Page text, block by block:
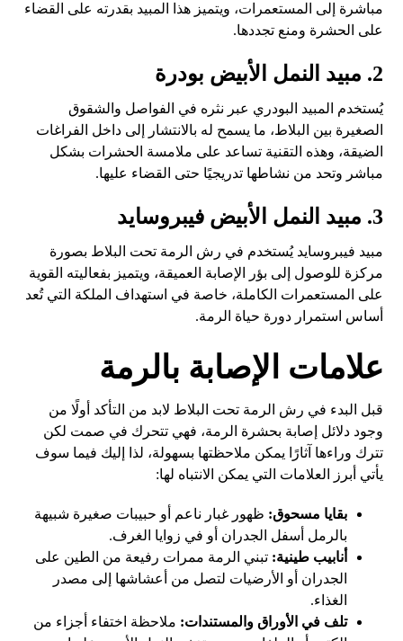
مباشرة إلى المستعمرات، ويتميز هذا المبيد بقدرته على القضاء
على الحشرة ومنع تجددها.
2. مبيد النمل الأبيض بودرة
يُستخدم المبيد البودري عبر نثره في الفواصل والشقوق
الصغيرة بين البلاط، ما يسمح له بالانتشار إلى داخل الفراغات
الضيقة، وهذه التقنية تساعد على ملامسة الحشرات بشكل
مباشر وتحد من نشاطها تدريجيًا حتى القضاء عليها.
3. مبيد النمل الأبيض فيبروسايد
مبيد فيبروسايد يُستخدم في رش الرمة تحت البلاط بصورة
مركزة للوصول إلى بؤر الإصابة العميقة، ويتميز بفعاليته القوية
على المستعمرات الكاملة، خاصة في استهداف الملكة التي تُعد
أساس استمرار دورة حياة الرمة.
علامات الإصابة بالرمة
قبل البدء في رش الرمة تحت البلاط لابد من التأكد أولًا من
وجود دلائل إصابة بحشرة الرمة، فهي تتحرك في صمت لكن
تترك وراءها آثارًا يمكن ملاحظتها بسهولة، لذا إليك فيما سوف
يأتي أبرز العلامات التي يمكن الانتباه لها:
بقايا مسحوق: ظهور غبار ناعم أو حبيبات صغيرة شبيهة
بالرمل أسفل الجدران أو في زوايا الغرف.
أنابيب طينية: تبني الرمة ممرات رفيعة من الطين على
الجدران أو الأرضيات لتصل من أعشاشها إلى مصدر
الغذاء.
تلف في الأوراق والمستندات: ملاحظة اختفاء أجزاء من